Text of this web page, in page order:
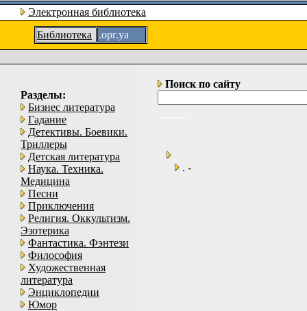
Электронная библиотека
Библиотека
.орг.уа
Разделы:
Бизнес литература
Гадание
Детективы. Боевики.
Триллеры
Детская литература
Наука. Техника.
Медицина
Песни
Приключения
Религия. Оккультизм.
Эзотерика
Фантастика. Фэнтези
Философия
Художественная
литература
Энциклопедии
Юмор
Поиск по сайту
. -